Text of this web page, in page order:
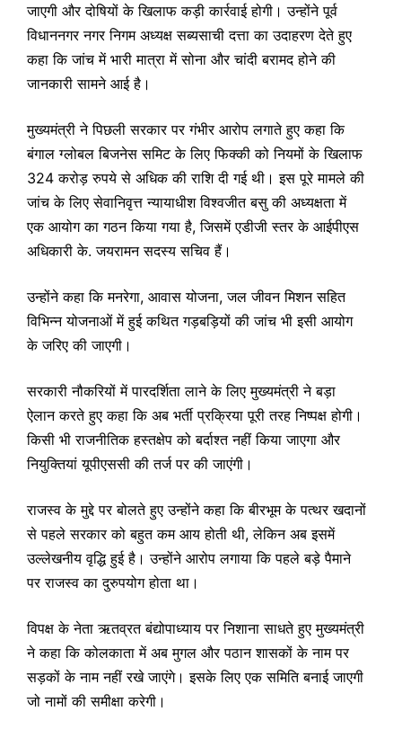
जाएगी और दोषियों के खिलाफ कड़ी कार्रवाई होगी। उन्होंने पूर्व
विधाननगर नगर निगम अध्यक्ष सब्यसाची दत्ता का उदाहरण देते हुए
कहा कि जांच में भारी मात्रा में सोना और चांदी बरामद होने की
जानकारी सामने आई है।
मुख्यमंत्री ने पिछली सरकार पर गंभीर आरोप लगाते हुए कहा कि
बंगाल ग्लोबल बिजनेस समिट के लिए फिक्की को नियमों के खिलाफ
324 करोड़ रुपये से अधिक की राशि दी गई थी। इस पूरे मामले की
जांच के लिए सेवानिवृत्त न्यायाधीश विश्वजीत बसु की अध्यक्षता में
एक आयोग का गठन किया गया है, जिसमें एडीजी स्तर के आईपीएस
अधिकारी के. जयरामन सदस्य सचिव हैं।
उन्होंने कहा कि मनरेगा, आवास योजना, जल जीवन मिशन सहित
विभिन्न योजनाओं में हुई कथित गड़बड़ियों की जांच भी इसी आयोग
के जरिए की जाएगी।
सरकारी नौकरियों में पारदर्शिता लाने के लिए मुख्यमंत्री ने बड़ा
ऐलान करते हुए कहा कि अब भर्ती प्रक्रिया पूरी तरह निष्पक्ष होगी।
किसी भी राजनीतिक हस्तक्षेप को बर्दाश्त नहीं किया जाएगा और
नियुक्तियां यूपीएससी की तर्ज पर की जाएंगी।
राजस्व के मुद्दे पर बोलते हुए उन्होंने कहा कि बीरभूम के पत्थर खदानों
से पहले सरकार को बहुत कम आय होती थी, लेकिन अब इसमें
उल्लेखनीय वृद्धि हुई है। उन्होंने आरोप लगाया कि पहले बड़े पैमाने
पर राजस्व का दुरुपयोग होता था।
विपक्ष के नेता ऋतव्रत बंद्योपाध्याय पर निशाना साधते हुए मुख्यमंत्री
ने कहा कि कोलकाता में अब मुगल और पठान शासकों के नाम पर
सड़कों के नाम नहीं रखे जाएंगे। इसके लिए एक समिति बनाई जाएगी
जो नामों की समीक्षा करेगी।